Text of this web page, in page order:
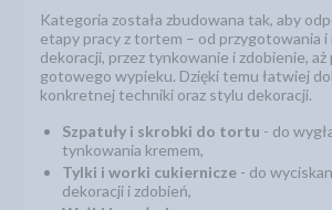
Kategoria została zbudowana tak, aby
etapy pracy z tortem – od przygotowania i
dekoracji, przez tynkowanie i zdobienie, aż
gotowego wypieku. Dzięki temu łatwiej
konkretnej techniki oraz stylu dekoracji.
Szpatuły i skrobki do tortu - do
tynkowania kremem,
Tylki i worki cukiernicze - do
dekoracji i zdobień,